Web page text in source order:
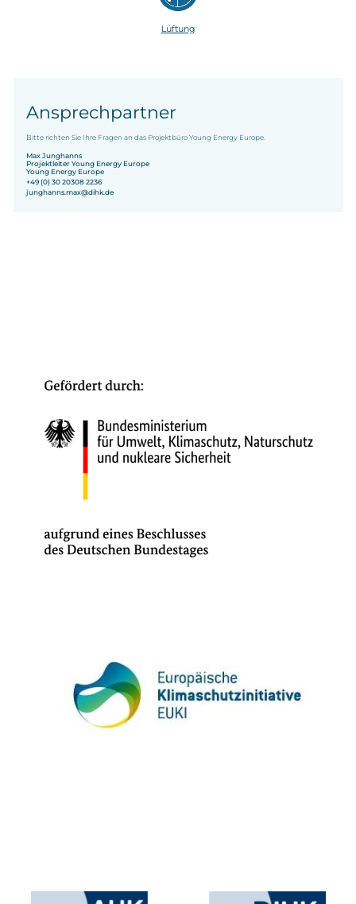
Lüftung
Ansprechpartner
Bitte richten Sie Ihre Fragen an das Projektbüro Young Energy Europe.
Max Junghanns
Projektleiter Young Energy Europe
Young Energy Europe
+49 (0) 30 20308 2236
junghanns.max@dihk.de